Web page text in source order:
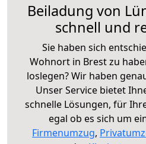
Beiladung von
schnell und
Sie haben sich
Wohnort in Brest zu
loslegen? Wir haben
Unser Service bietet
schnelle Lösungen, für
egal ob es sich um
Firmenumzug,